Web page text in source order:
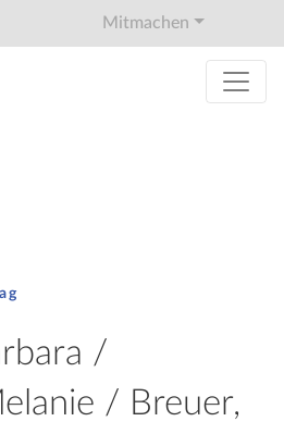
Mitmachen
/
/ Breuer,